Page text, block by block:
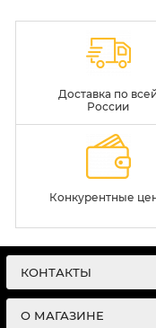
Доставка по
России
Конкурентные
КОНТАКТЫ
О МАГАЗИНЕ